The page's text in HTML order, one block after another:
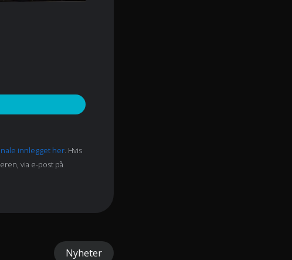
innlegget her. Hvis
via e-post på
Nyheter